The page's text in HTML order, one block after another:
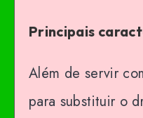
Principais
Além de servir
para substituir o